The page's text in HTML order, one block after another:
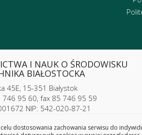
I NAUK O ŚRODOWISKU
BIAŁOSTOCKA
45E, 15-351 Białystok
95 60, fax 85 746 95 59
NIP: 542-020-87-21
dostosowania zachowania serwisu do